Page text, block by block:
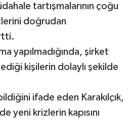
tartışmalarının çoğu
doğrudan
yapılmadığında, şirket
kişilerin dolaylı şekilde
ifade eden Karakılçık,
yeni krizlerin kapısını